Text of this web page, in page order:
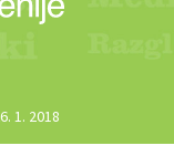
1. 2018